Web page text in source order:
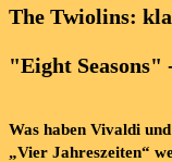
The Twiolins:
"Eight
Was haben Vivaldi und
„Vier Jahreszeiten“